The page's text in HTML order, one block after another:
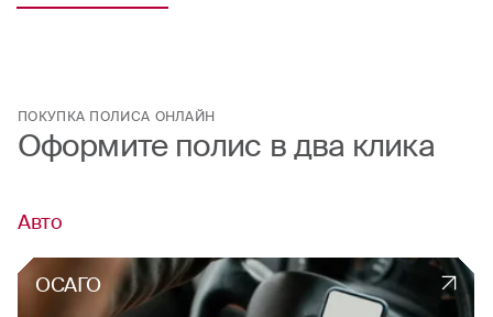
Оформите полис в два клика
Авто
ОСАГО
ПОКУПКА ПОЛИСА ОНЛАЙН